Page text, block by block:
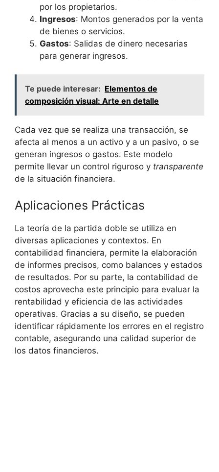
por los propietarios.
Ingresos: Montos generados por la venta
de bienes o servicios.
Gastos: Salidas de dinero necesarias
para generar ingresos.
Te puede interesar: Elementos de
composición visual: Arte en detalle
Cada vez que se realiza una transacción, se
afecta al menos a un activo y a un pasivo, o se
generan ingresos o gastos. Este modelo
permite llevar un control riguroso y transparente
de la situación financiera.
Aplicaciones Prácticas
La teoría de la partida doble se utiliza en
diversas aplicaciones y contextos. En
contabilidad financiera, permite la elaboración
de informes precisos, como balances y estados
de resultados. Por su parte, la contabilidad de
costos aprovecha este principio para evaluar la
rentabilidad y eficiencia de las actividades
operativas. Gracias a su diseño, se pueden
identificar rápidamente los errores en el registro
contable, asegurando una calidad superior de
los datos financieros.